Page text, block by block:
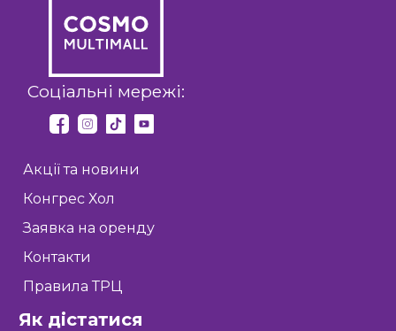
Соціальні мережі:
Акції та новини
Конгрес Хол
Заявка на оренду
Контакти
Правила ТРЦ
Як дістатися